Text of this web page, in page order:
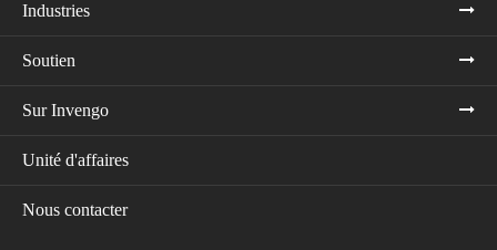
Industries
Soutien
Sur Invengo
Unité d'affaires
Nous contacter